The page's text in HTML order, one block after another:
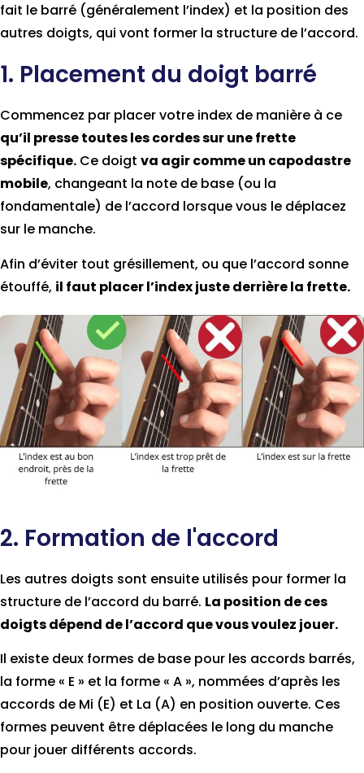
fait le barré (généralement l’index) et la position des
autres doigts, qui vont former la structure de l’accord.
1. Placement du doigt barré
Commencez par placer votre index de manière à ce
qu’il presse toutes les cordes sur une frette
spécifique. Ce doigt va agir comme un capodastre
mobile, changeant la note de base (ou la
fondamentale) de l’accord lorsque vous le déplacez
sur le manche.
Afin d’éviter tout grésillement, ou que l’accord sonne
étouffé, il faut placer l’index juste derrière la frette.
2. Formation de l'accord
Les autres doigts sont ensuite utilisés pour former la
structure de l’accord du barré. La position de ces
doigts dépend de l’accord que vous voulez jouer.
Il existe deux formes de base pour les accords barrés,
la forme « E » et la forme « A », nommées d’après les
accords de Mi (E) et La (A) en position ouverte. Ces
formes peuvent être déplacées le long du manche
pour jouer différents accords.